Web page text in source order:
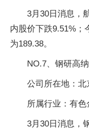
3月30日消息，
内股价下跌9.51%；
为189.38。
NO.7、钢研高
公司所在地：北
所属行业：有色
3月30日消息，